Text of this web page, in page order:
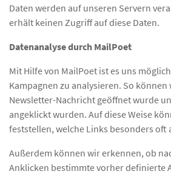
Daten werden auf unseren Servern
erhält keinen Zugriff auf diese Daten.
Datenanalyse durch MailPoet
Mit Hilfe von MailPoet ist es uns
Kampagnen zu analysieren. So können
Newsletter-Nachricht geöffnet wurde
angeklickt wurden. Auf diese Weise
feststellen, welche Links besonders oft
Außerdem können wir erkennen, ob
Anklicken bestimmte vorher definierte